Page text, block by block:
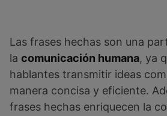
Las frases hechas son una
la comunicación humana, ya
hablantes transmitir ideas
manera concisa y eficiente.
frases hechas enriquecen la